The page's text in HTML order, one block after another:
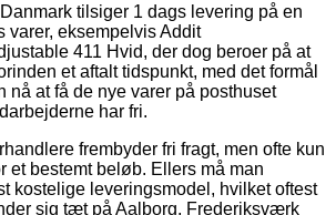
tilsiger 1 dags levering på en
varer, eksempelvis Addit
411 Hvid, der dog beroer på at
et aftalt tidspunkt, med det formål
nå at få de nye varer på posthuset
har fri.
frembyder fri fragt, men ofte kun
et bestemt beløb. Ellers må man
kostelige leveringsmodel, hvilket oftest
sig tæt på Aalborg, Frederiksværk